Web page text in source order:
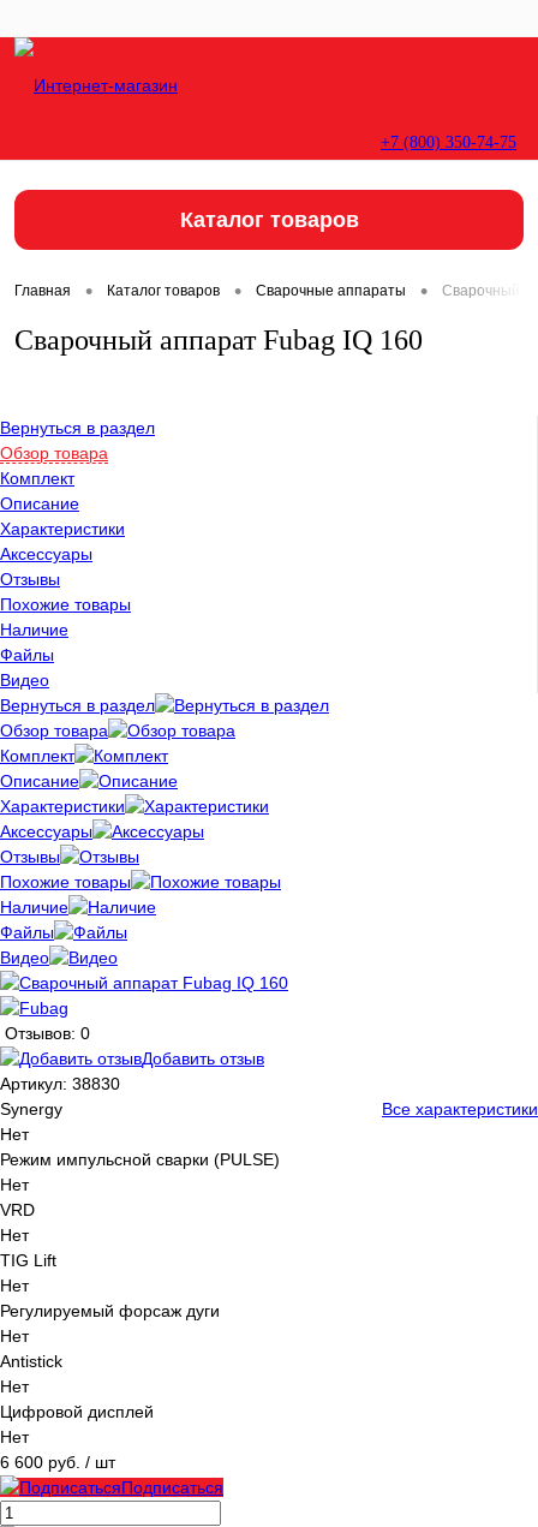
+7 (800) 350-74-75
Каталог товаров
Главная • Каталог товаров • Сварочные аппараты • Сварочный
Сварочный аппарат Fubag IQ 160
Вернуться в раздел
Обзор товара
Комплект
Описание
Характеристики
Аксессуары
Отзывы
Похожие товары
Наличие
Файлы
Видео
Вернуться в раздел
Обзор товара
Комплект
Описание
Характеристики
Аксессуары
Отзывы
Похожие товары
Наличие
Файлы
Видео
Отзывов: 0
Добавить отзыв
Артикул: 38830
Все характеристики
Synergy
Нет
Режим импульсной сварки (PULSE)
Нет
VRD
Нет
TIG Lift
Нет
Регулируемый форсаж дуги
Нет
Antistick
Нет
Цифровой дисплей
Нет
6 600 руб. / шт
Подписаться